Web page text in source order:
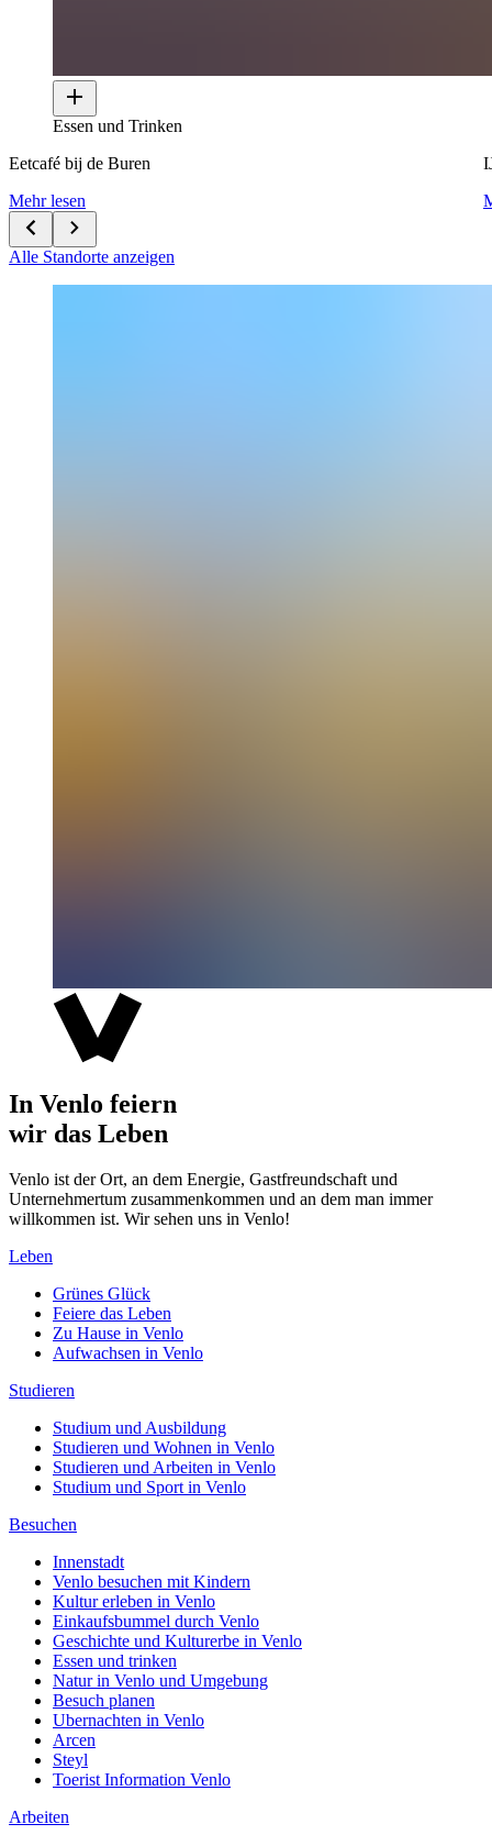
Essen und Trinken
Eetcafé bij de Buren
Mehr lesen
Alle Standorte anzeigen
In Venlo feiern
wir das Leben
Venlo ist der Ort, an dem Energie, Gastfreundschaft und
Unternehmertum zusammenkommen und an dem man immer
willkommen ist. Wir sehen uns in Venlo!
Leben
Grünes Glück
Feiere das Leben
Zu Hause in Venlo
Aufwachsen in Venlo
Studieren
Studium und Ausbildung
Studieren und Wohnen in Venlo
Studieren und Arbeiten in Venlo
Studium und Sport in Venlo
Besuchen
Innenstadt
Venlo besuchen mit Kindern
Kultur erleben in Venlo
Einkaufsbummel durch Venlo
Geschichte und Kulturerbe in Venlo
Essen und trinken
Natur in Venlo und Umgebung
Besuch planen
Ubernachten in Venlo
Arcen
Steyl
Toerist Information Venlo
Arbeiten